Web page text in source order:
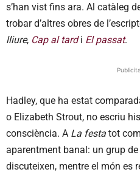
s’han vist fins ara. Al catàleg
trobar d’altres obres de
lliure, Cap al tardi El passat.
Hadley, que ha estat
o Elizabeth Strout, no escriu
consciència. A La festa tot
aparentment banal: un grup
discuteixen, mentre el món es